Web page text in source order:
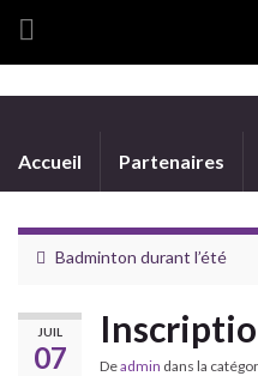
Accueil Partenaires
Badminton durant l’été
JUIL
07 Deadmin dans la